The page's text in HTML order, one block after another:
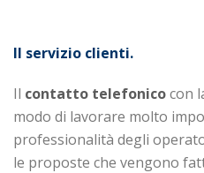
Il servizio clienti.
Il contatto telefonicocon
modo di lavorare molto
professionalità degli
le proposte che vengono